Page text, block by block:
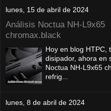
lunes, 15 de abril de 2024
Análisis Noctua NH-L9x65
chromax.black
Hoy en blog HTPC,
disipador, ahora en
Noctua NH-L9x65
refrig...
lunes, 8 de abril de 2024